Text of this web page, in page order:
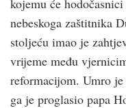
kojemu će
nebeskoga zaštitnika
stoljeću imao je
vrijeme među
reformacijom. Umro
ga je proglasio papa